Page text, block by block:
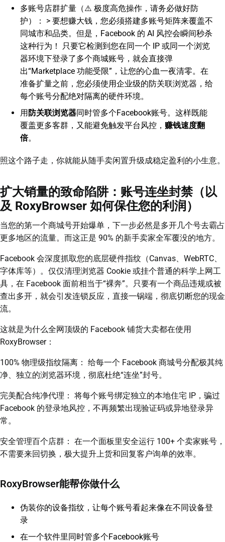
多账号店群扩量（⚠️ 极度高危操作，请务必做好防
护）： > 要想赚大钱，您必须搭建多账号矩阵来覆盖不
同城市和品类。但是，Facebook 的 AI 风控会瞬间秒杀
这种行为！ 只要它检测到您在同一个 IP 或同一个浏览
器环境下登录了多个商城账号，就会直接弹
出“Marketplace 功能受限”，让您的心血一夜清零。在
准备扩量之前，您必须使用企业级的防关联浏览器，给
每个账号分配绝对隔离的硬件环境。
用防关联浏览器同时管多个Facebook账号。这样既能
覆盖更多客群，又能避免触发平台风控， 赚钱速度翻
倍。
照这个路子走，你就能从随手卖闲置升级成稳定盈利的小生意。
扩大销量的致命陷阱：账号连坐封禁（以
及 RoxyBrowser 如何保住您的利润）
当您的第一个商城号开始爆单，下一步必然是多开几个号去霸占
更多地区的流量。而这正是 90% 的新手卖家全军覆没的地方。
Facebook 会深度抓取您的底层硬件指纹（Canvas、WebRTC、
字体库等）。仅仅清理浏览器 Cookie 或挂个普通的科学上网工
具，在 Facebook 面前相当于“裸奔”。只要有一个商品违规或被
查出多开，就会引发连锁反应，直接一锅端，彻底切断您的现金
流。
这就是为什么全网顶级的 Facebook 铺货大卖都在使用
RoxyBrowser：
100% 物理级指纹隔离： 给每一个 Facebook 商城号分配极其纯
净、独立的浏览器环境，彻底杜绝“连坐”封号。
完美配合纯净代理： 将每个账号绑定独立的本地住宅 IP，骗过
Facebook 的登录地风控，不再频繁出现验证码或异地登录异
常。
安全管理百个店群： 在一个面板里安全运行 100+ 个卖家账号，
不需要来回切换，极大提升上货和回复客户询单的效率。
RoxyBrowser能帮你做什么
伪装你的设备指纹，让每个账号看起来像在不同设备登
录
在一个软件里同时管多个Facebook账号